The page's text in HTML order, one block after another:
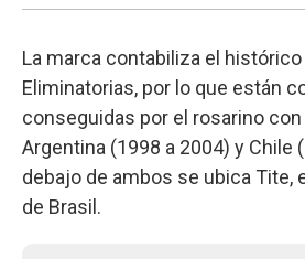
La marca contabiliza el
Eliminatorias, por lo que están
conseguidas por el rosarino
Argentina (1998 a 2004) y Chile
debajo de ambos se ubica Tite,
de Brasil.